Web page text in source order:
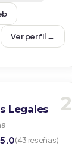
Ver perfil →
2
Legales
5.0(43 reseñas)